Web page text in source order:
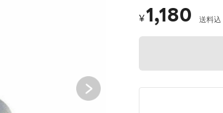
¥1,180 送料込